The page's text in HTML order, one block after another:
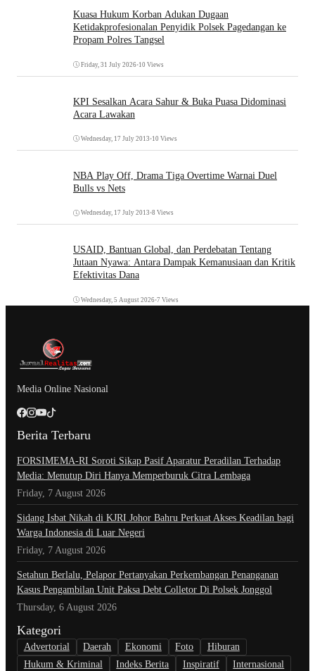
Kuasa Hukum Korban Adukan Dugaan
Ketidakprofesionalan Penyidik Polsek Pagedangan ke
Propam Polres Tangsel
Friday, 31 July 2026•10 Views
KPI Sesalkan Acara Sahur & Buka Puasa Didominasi
Acara Lawakan
Wednesday, 17 July 2013 •10 Views
NBA Play Off, Drama Tiga Overtime Warnai Duel
Bulls vs Nets
Wednesday, 17 July 2013 •8 Views
USAID, Bantuan Global, dan Perdebatan Tentang
Jutaan Nyawa: Antara Dampak Kemanusiaan dan Kritik
Efektivitas Dana
Wednesday, 5 August 2026•7 Views
Media Online Nasional
Berita Terbaru
​FORSIMEMA-RI Soroti Sikap Pasif Aparatur Peradilan Terhadap
Media: Menutup Diri Hanya Memperburuk Citra Lembaga
Friday, 7 August 2026
Sidang Isbat Nikah di KJRI Johor Bahru Perkuat Akses Keadilan bagi
Warga Indonesia di Luar Negeri
Friday, 7 August 2026
Setahun Berlalu, Pelapor Pertanyakan Perkembangan Penanganan
Kasus Pengambilan Unit Paksa Debt Colletor Di Polsek Jonggol
Thursday, 6 August 2026
Kategori
Advertorial Daerah Ekonomi Foto
Hiburan
Hukum & Kriminal
Indeks Berita Inspiratif Internasional